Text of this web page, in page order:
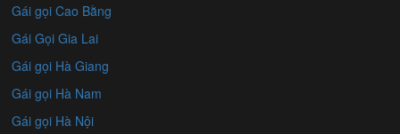
Gái gọi Cao Bằng
Gái Gọi Gia Lai
Gái gọi Hà Giang
Gái gọi Hà Nam
Gái gọi Hà Nội